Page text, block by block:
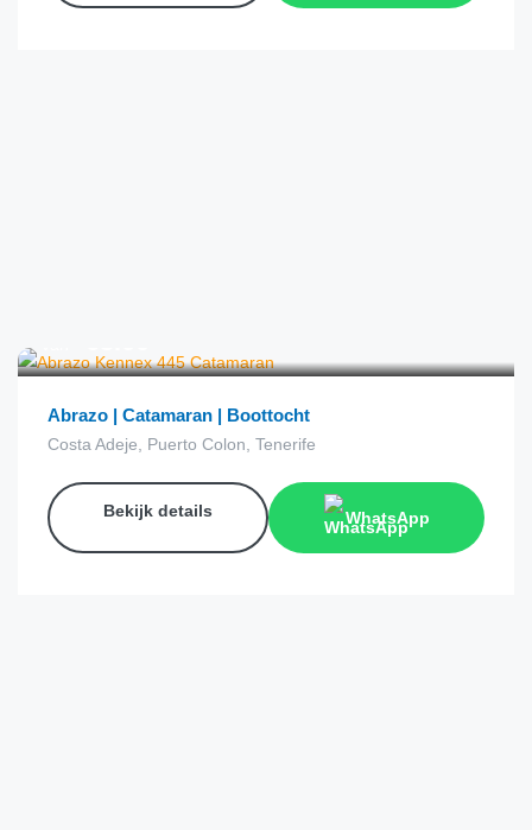
Abrazo | Catamaran | Boottocht
Costa Adeje, Puerto Colon, Tenerife
Bekijk details WhatsApp